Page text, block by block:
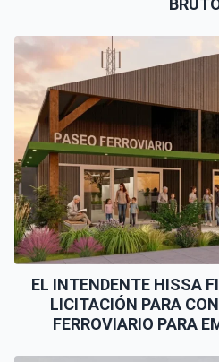
EL INTENDENTE HISSA
LICITACIÓN PARA
FERROVIARIO PARA